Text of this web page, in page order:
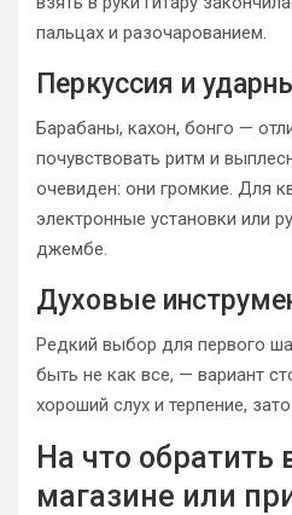
пальцах и разочарованием.
Перкуссия и
Барабаны, кахон, бонго —
почувствовать ритм и
очевиден: они громкие. Для
электронные установки или
джембе.
Духовые
Редкий выбор для первого
быть не как все, — вариант
хороший слух и терпение,
На что обратить
магазине или